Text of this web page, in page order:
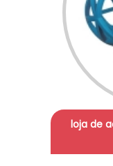
loja de